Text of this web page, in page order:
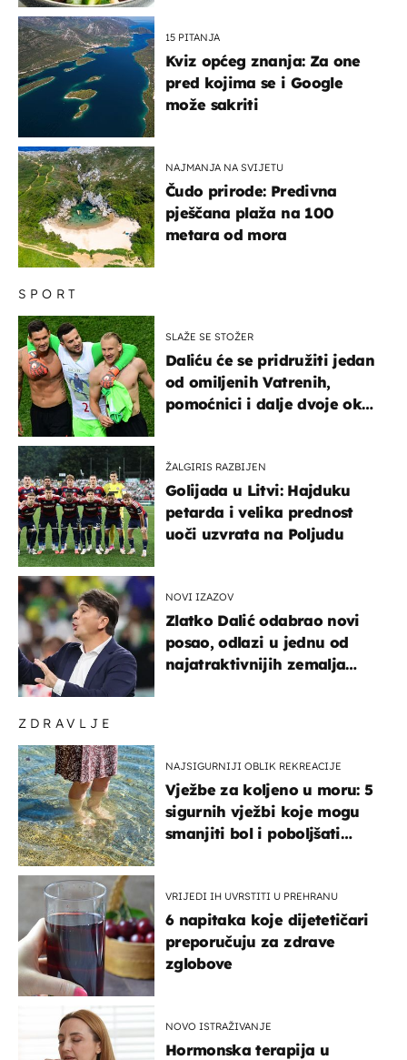
ZDRAVLJE
NAJSIGURNIJI OBLIK REKREACIJE
Vježbe za koljeno u moru: 5
sigurnih vježbi koje mogu
smanjiti bol i poboljšati
VRIJEDI IH UVRSTITI U PREHRANU
6 napitaka koje dijetetičari
preporučuju za zdrave
zglobove
NOVO ISTRAŽIVANJE
Hormonska terapija u
SPORT
SLAŽE SE STOŽER
Daliću će se pridružiti jedan
od omiljenih Vatrenih,
pomoćnici i dalje dvoje oko
ŽALGIRIS RAZBIJEN
Golijada u Litvi: Hajduku
petarda i velika prednost
uoči uzvrata na Poljudu
NOVI IZAZOV
Zlatko Dalić odabrao novi
posao, odlazi u jednu od
najatraktivnijih zemalja
15 PITANJA
Kviz općeg znanja: Za one
pred kojima se i Google
može sakriti
NAJMANJA NA SVIJETU
Čudo prirode: Predivna
pješčana plaža na 100
metara od mora